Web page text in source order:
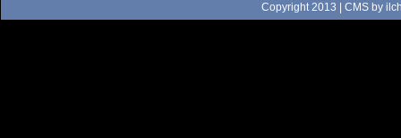
Copyright 2013 | CMS by